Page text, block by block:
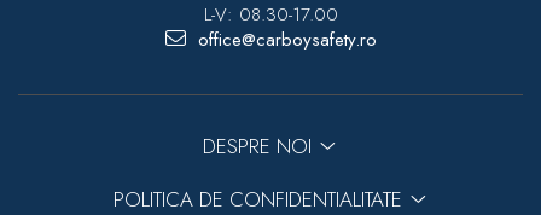
L-V: 08.30-17.00
office@carboysafety.ro
DESPRE NOI
POLITICA DE CONFIDENTIALITATE